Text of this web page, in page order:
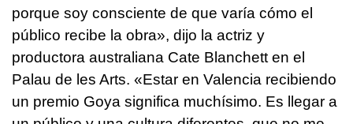
porque soy consciente de que varía cómo el
público recibe la obra», dijo la actriz y
productora australiana Cate Blanchett en el
Palau de les Arts. «Estar en Valencia recibiendo
un premio Goya significa muchísimo. Es llegar a